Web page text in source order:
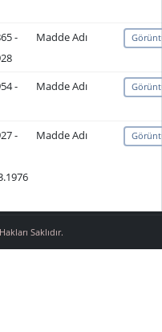
-
Madde Adı
-
Madde Adı
-
Madde Adı
Saklıdır.